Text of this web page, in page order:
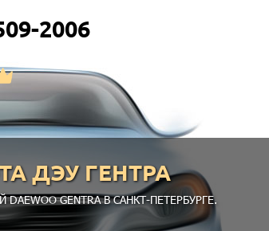
2006
ДЭУ ГЕНТРА
GENTRA В САНКТ-ПЕТЕРБУРГЕ.